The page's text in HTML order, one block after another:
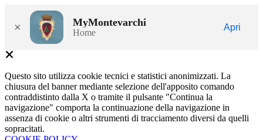
× MyMontevarchi
Home
Apri
Questo sito utilizza cookie tecnici e statistici anonimizzati. La
chiusura del banner mediante selezione dell'apposito comando
contraddistinto dalla X o tramite il pulsante "Continua la
navigazione" comporta la continuazione della navigazione in
assenza di cookie o altri strumenti di tracciamento diversi da quelli
sopracitati.